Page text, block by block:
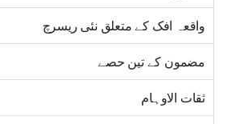
واقعہ افک کے متعلق نئی ریسرچ
مضمون کے تین حصے
ثقات الاوہام